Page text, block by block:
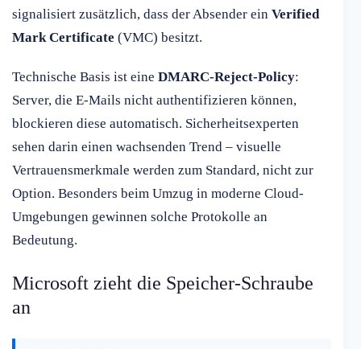
signalisiert zusätzlich, dass der Absender ein Verified
Mark Certificate (VMC) besitzt.
Technische Basis ist eine DMARC-Reject-Policy:
Server, die E-Mails nicht authentifizieren können,
blockieren diese automatisch. Sicherheitsexperten
sehen darin einen wachsenden Trend – visuelle
Vertrauensmerkmale werden zum Standard, nicht zur
Option. Besonders beim Umzug in moderne Cloud-
Umgebungen gewinnen solche Protokolle an
Bedeutung.
Microsoft zieht die Speicher-Schraube
an